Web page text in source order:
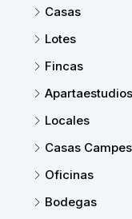
Casas
Lotes
Fincas
Apartaestudios
Locales
Casas
Oficinas
Bodegas